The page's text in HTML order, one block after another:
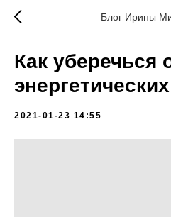
Блог Ирины
Как уберечься
2021-01-23 14:55